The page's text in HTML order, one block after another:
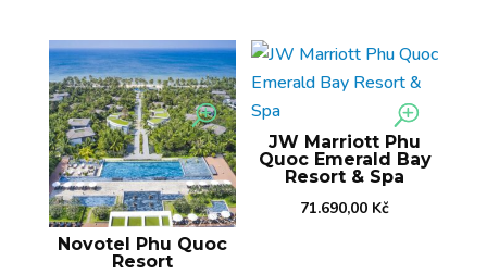
Novotel Phu Quoc
Resort
JW Marriott Phu
Quoc Emerald Bay
Resort & Spa
71.690,00 Kč